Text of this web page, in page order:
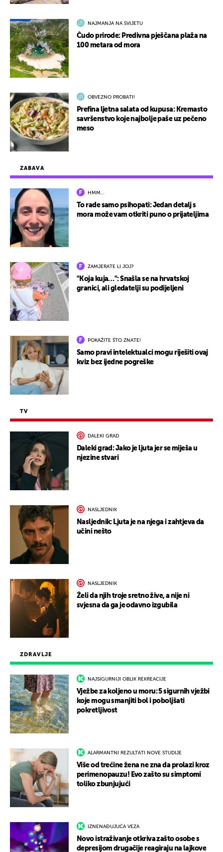
ZDRAVLJE
NAJSIGURNIJI OBLIK REKREACIJE
Vježbe za koljeno u moru: 5 sigurnih vježbi
koje mogu smanjiti bol i poboljšati
pokretljivost
ALARMANTNI REZULTATI NOVE STUDIJE
Više od trećine žena ne zna da prolazi kroz
perimenopauzu! Evo zašto su simptomi
toliko zbunjujući
IZNENAĐUJUĆA VEZA
Novo istraživanje otkriva zašto osobe s
depresijom drugačije reagiraju na lajkove
ZABAVA
HMM…
To rade samo psihopati: Jedan detalj s
mora može vam otkriti puno o prijateljima
ZAMJERATE LI JOJ?
"Koja kuja…": Snašla se na hrvatskoj
granici, ali gledatelji su podijeljeni
POKAŽITE ŠTO ZNATE!
Samo pravi intelektualci mogu riješiti ovaj
kviz bez ijedne pogreške
TV
DALEKI GRAD
Daleki grad: Jako je ljuta jer se miješa u
njezine stvari
NASLJEDNIK
Nasljednik: Ljuta je na njega i zahtjeva da
učini nešto
NASLJEDNIK
Želi da njih troje sretno žive, a nije ni
svjesna da ga je odavno izgubila
NAJMANJA NA SVIJETU
Čudo prirode: Predivna pješčana plaža na
100 metara od mora
OBVEZNO PROBATI!
Prefina ljetna salata od kupusa: Kremasto
savršenstvo koje najbolje paše uz pečeno
meso